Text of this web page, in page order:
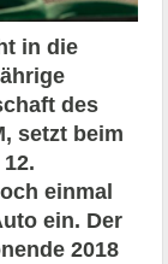
in die
des
setzt beim
einmal
ein. Der
2018